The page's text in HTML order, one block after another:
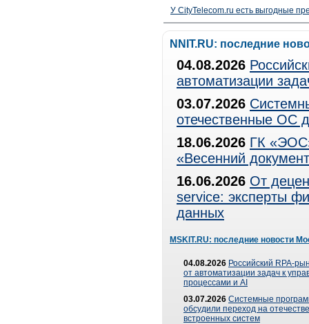
У CityTelecom.ru есть выгодные
NNIT.RU: последние
04.08.2026
автоматизации
03.07.2026
отечественные ОС
18.06.2026 ГК
«Весенний
16.06.2026 От
service: эксперты
данных
MSKIT.RU: последние новости
04.08.2026 Российский RPA-
от автоматизации задач к
процессами и AI
03.07.2026 Системные
обсудили переход на
встроенных систем